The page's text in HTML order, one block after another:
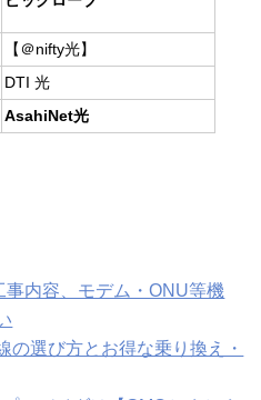
【＠nifty光】
DTI 光
AsahiNet光
内容、モデム・ONU等機
の選び方とお得な乗り換え・